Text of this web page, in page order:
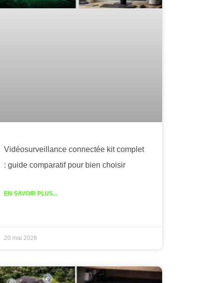
Vidéosurveillance connectée kit complet
: guide comparatif pour bien choisir
EN SAVOIR PLUS...
20 mai 2026